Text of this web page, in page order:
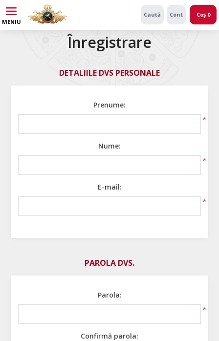
MENIU
Caută Cont Coș 0
Înregistrare
DETALIILE DVS PERSONALE
Prenume:
*
Nume:
*
E-mail:
*
PAROLA DVS.
Parola:
*
Confirmă parola: